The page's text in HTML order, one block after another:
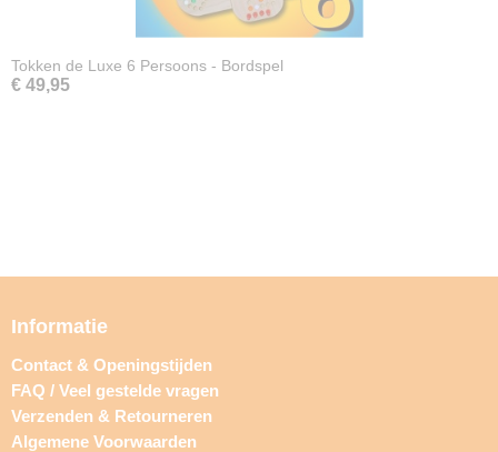
Tokken de Luxe 6 Persoons - Bordspel
€ 49,95
Informatie
Contact & Openingstijden
FAQ / Veel gestelde vragen
Verzenden & Retourneren
Algemene Voorwaarden